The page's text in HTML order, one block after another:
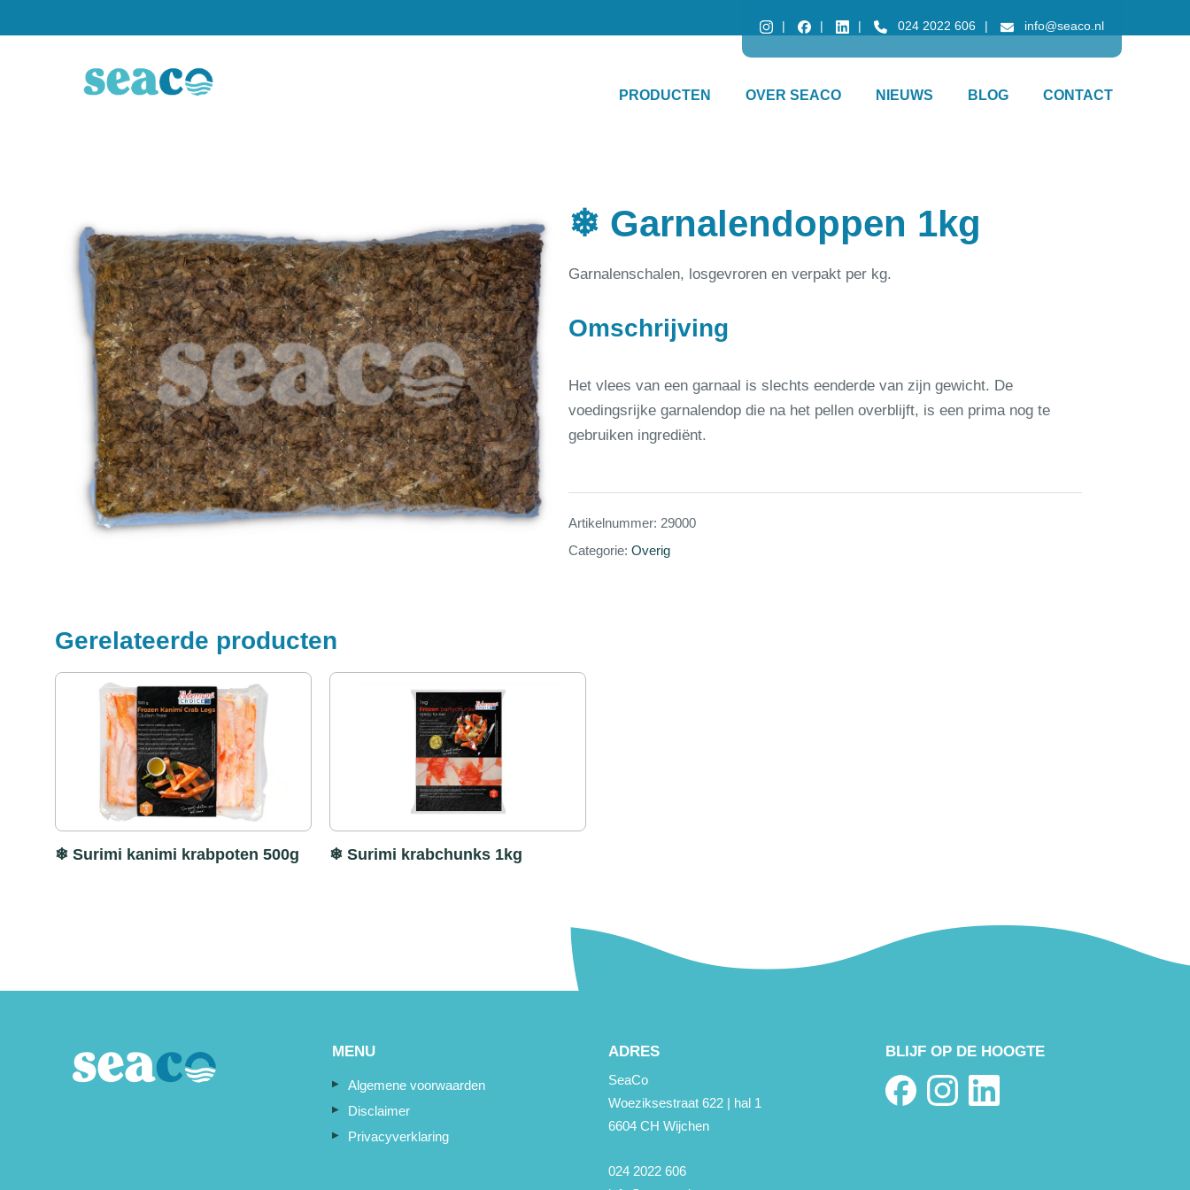
024 2022 606 info@seaco.nl
PRODUCTEN OVER SEACO NIEUWS BLOG CONTACT
❄ Garnalendoppen 1kg
Garnalenschalen, losgevroren en verpakt per kg.
Omschrijving
Het vlees van een garnaal is slechts eenderde van zijn gewicht. De
voedingsrijke garnalendop die na het pellen overblijft, is een prima nog te
gebruiken ingrediënt.
Artikelnummer: 29000
Categorie: Overig
Gerelateerde producten
❄ Surimi kanimi krabpoten 500g ❄ Surimi krabchunks 1kg
MENU
Algemene voorwaarden
Disclaimer
Privacyverklaring
ADRES
SeaCo
Woeziksestraat 622 | hal 1
6604 CH Wijchen
024 2022 606
BLIJF OP DE HOOGTE